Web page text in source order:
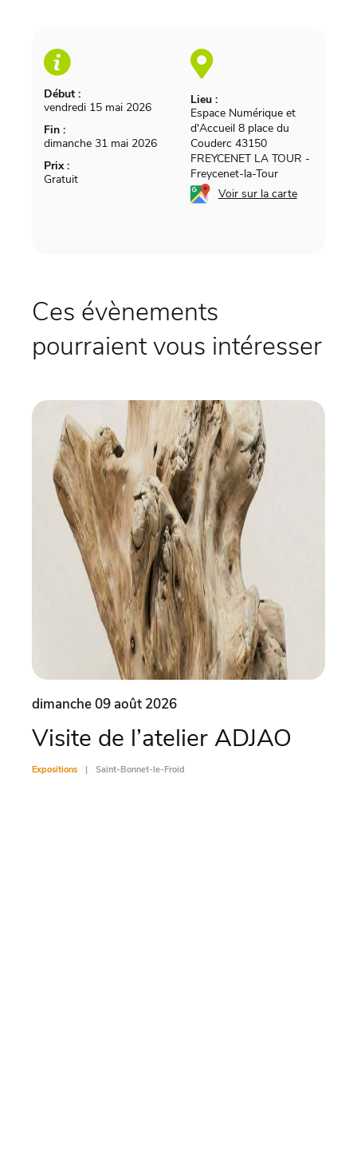
Début :
vendredi 15 mai 2026
Fin :
dimanche 31 mai 2026
Prix :
Gratuit
Lieu :
Espace Numérique et
d'Accueil 8 place du
Couderc 43150
FREYCENET LA TOUR -
Freycenet-la-Tour
Voir sur la carte
Ces évènements
pourraient vous intéresser
dimanche 09 août 2026
Visite de l’atelier ADJAO
Expositions Saint-Bonnet-le-Froid